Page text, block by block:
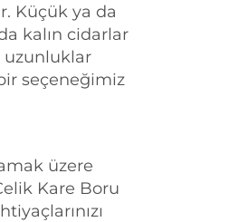
Küçük ya da
kalın cidarlar
uzunluklar
seçeneğimiz
üzere
Kare Boru